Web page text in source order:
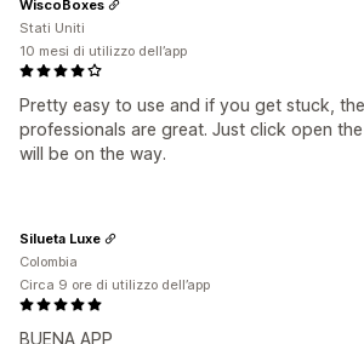
Pretty easy to use and if you get stuck,
professionals are great. Just click open
will be on the way.
WiscoBoxes
Stati Uniti
10 mesi di utilizzo dell’app
BUENA APP
Silueta Luxe
Colombia
Circa 9 ore di utilizzo dell’app